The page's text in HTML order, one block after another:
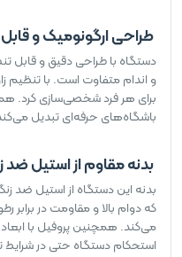
طراحی ارگونومیک و
دستگاه با طراحی دقیق و قابل
و اندام متفاوت است. با تنظیم
برای هر فرد شخصی‌سازی کرد.
باشگاه‌های حرفه‌ای تبدیل
بدنه مقاوم از استیل ضد
که دوام بالا و مقاومت در برابر
استحکام دستگاه حتی در